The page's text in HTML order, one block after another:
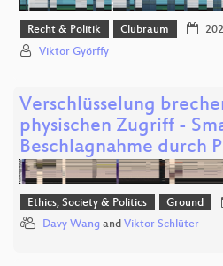
Recht & Politik Clubraum
Viktor Györffy
Verschlüsselung
physischen Zugriff -
Beschlagnahme durch
Ethics, Society & Politics Ground
Davy Wang and Viktor Schlüter